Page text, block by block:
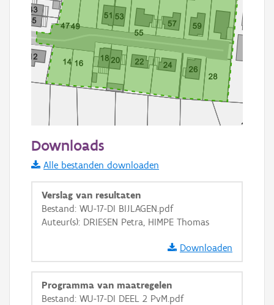
Informatie Vlaanderen
i
+ −
Downloads
Alle bestanden downloaden
Verslag van resultaten
Bestand: WU-17-DI BIJLAGEN.pdf
Auteur(s): DRIESEN Petra, HIMPE Thomas
Downloaden
Programma van maatregelen
Bestand: WU-17-DI DEEL 2 PvM.pdf